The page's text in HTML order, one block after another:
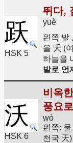
跃
HSK 5
뛰다,
yuè
왼쪽 발
을 夭 (
하늘을
발로 언
沃
HSK 6
비옥
풍요
wò
왼쪽:
천국 天)